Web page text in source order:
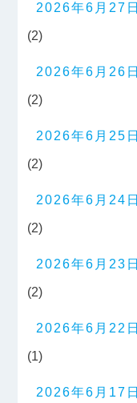
2026年6月27日
(2)
2026年6月26日
(2)
2026年6月25日
(2)
2026年6月24日
(2)
2026年6月23日
(2)
2026年6月22日
(1)
2026年6月17日